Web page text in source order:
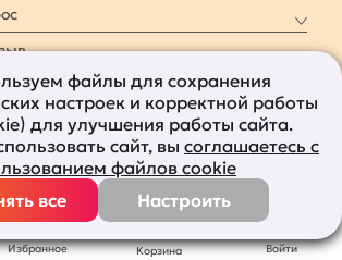
Избранное Корзина Войти
7009 161 Заказать звонок
© 2011-2026bolshepodarkov.ru
файлы для сохранения
настроек и корректной работы
для улучшения работы сайта.
сайт, вы соглашаетесь с
файлов cookie
все
Настроить